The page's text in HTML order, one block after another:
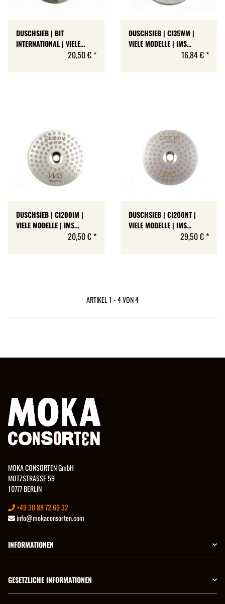
DUSCHSIEB | BIT
INTERNATIONAL | VIELE
MODELLE | Ø 51.5 MM20,50 € *
DUSCHSIEB | CI35WM |
VIELE MODELLE | IMS
16,84 € *
DUSCHSIEB | CI200IM |
VIELE MODELLE | IMS
20,50 € *
DUSCHSIEB | CI200NT |
VIELE MODELLE | IMS
29,50 € *
ARTIKEL 1 - 4 VON 4
MOKA CONSORTEN GmbH
MOTZSTRASSE 59
10777 BERLIN
+49 30 88 72 69 32
info@mokaconsorten.com
INFORMATIONEN
GESETZLICHE INFORMATIONEN